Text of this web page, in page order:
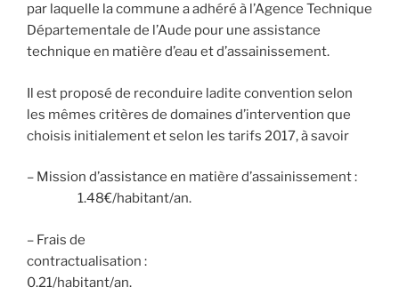
par laquelle la commune a adhéré à l’Agence Technique
Départementale de l’Aude pour une assistance
technique en matière d’eau et d’assainissement.
Il est proposé de reconduire ladite convention selon
les mêmes critères de domaines d’intervention que
choisis initialement et selon les tarifs 2017, à savoir
– Mission d’assistance en matière d’assainissement :
1.48€/habitant/an.
– Frais de
contractualisation :
0.21/habitant/an.